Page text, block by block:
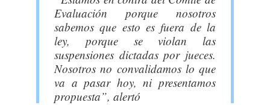
Evaluación porque nosotros
sabemos que esto es fuera de la
ley, porque se violan las
suspensiones dictadas por jueces.
Nosotros no convalidamos lo que
va a pasar hoy, ni presentamos
propuesta”, alertó